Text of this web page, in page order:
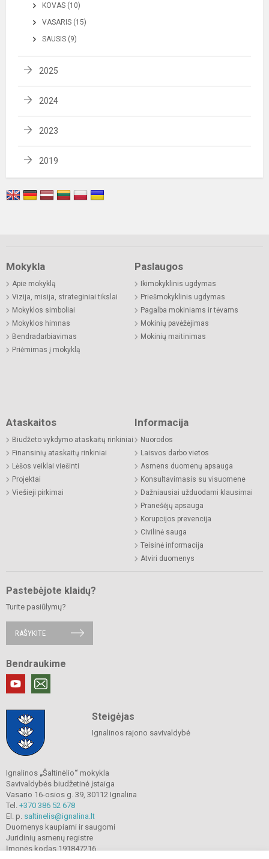
KOVAS (10)
VASARIS (15)
SAUSIS (9)
2025
2024
2023
2019
Mokykla
Apie mokyklą
Vizija, misija, strateginiai tikslai
Mokyklos simboliai
Mokyklos himnas
Bendradarbiavimas
Priėmimas į mokyklą
Paslaugos
Ikimokyklinis ugdymas
Priešmokyklinis ugdymas
Pagalba mokiniams ir tėvams
Mokinių pavėžėjimas
Mokinių maitinimas
Ataskaitos
Biudžeto vykdymo ataskaitų rinkiniai
Finansinių ataskaitų rinkiniai
Lėšos veiklai viešinti
Projektai
Viešieji pirkimai
Informacija
Nuorodos
Laisvos darbo vietos
Asmens duomenų apsauga
Konsultavimasis su visuomene
Dažniausiai užduodami klausimai
Pranešėjų apsauga
Korupcijos prevencija
Civilinė sauga
Teisinė informacija
Atviri duomenys
Pastebėjote klaidų?
Turite pasiūlymų?
RAŠYKITE
Bendraukime
Steigėjas
Ignalinos rajono savivaldybė
Ignalinos „Šaltinėlio“ mokykla
Savivaldybės biudžetinė įstaiga
Vasario 16-osios g. 39, 30112 Ignalina
Tel. +370 386 52 678
El. p. saltinelis@ignalina.lt
Duomenys kaupiami ir saugomi
Juridinių asmenų registre
Įmonės kodas 191847216